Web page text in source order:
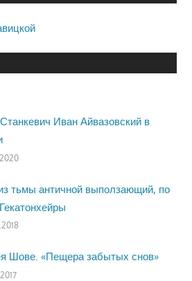
Иван Айвазовский в
тьмы античной выползающий, по
Шове. «Пещера забытых снов»